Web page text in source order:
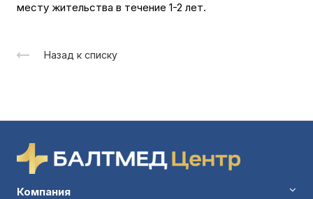
месту жительства в течение 1-2 лет.
Назад к списку
Компания